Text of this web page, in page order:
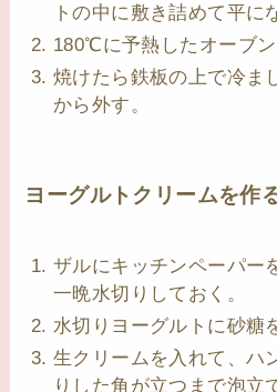
トの中に敷き詰めて平に
180℃に予熱したオーブン
焼けたら鉄板の上で冷ま
から外す。
ヨーグルトクリームを作
ザルにキッチンペーパー
一晩水切りしておく。
水切りヨーグルトに砂糖
生クリームを入れて、ハ
りした角が立つまで泡立